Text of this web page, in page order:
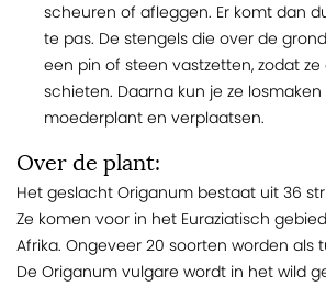
scheuren of afleggen. Er komt dan
te pas. De stengels die over de
een pin of steen vastzetten, zodat
schieten. Daarna kun je ze
moederplant en verplaatsen.
Over de plant:
Het geslacht Origanum bestaat uit 36
Ze komen voor in het Euraziatisch
Afrika. Ongeveer 20 soorten worden als
De Origanum vulgare wordt in het wild